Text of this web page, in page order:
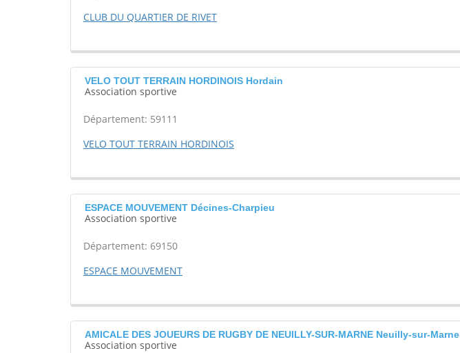
CLUB DU QUARTIER DE RIVET
VELO TOUT TERRAIN HORDINOIS Hordain
Association sportive
Département: 59111
VELO TOUT TERRAIN HORDINOIS
ESPACE MOUVEMENT Décines-Charpieu
Association sportive
Département: 69150
ESPACE MOUVEMENT
AMICALE DES JOUEURS DE RUGBY DE NEUILLY-SUR-MARNE Neuilly-sur-Marne
Association sportive